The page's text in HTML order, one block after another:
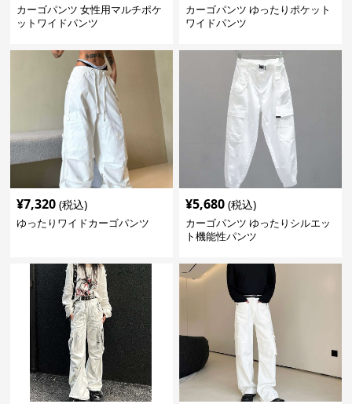
カーゴパンツ 女性用マルチポケ
ットワイドパンツ
カーゴパンツ ゆったりポケット
ワイドパンツ
¥7,320 (税込)
ゆったりワイドカーゴパンツ
¥5,680 (税込)
カーゴパンツ ゆったりシルエッ
ト機能性パンツ